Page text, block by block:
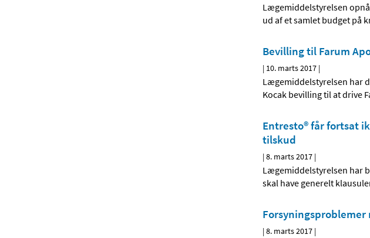
Lægemiddelstyrelsen
ud af et samlet budget på
Bevilling til Farum
| 10. marts 2017 |
Lægemiddelstyrelsen har
Kocak bevilling til at drive
Entresto® får fortsat
tilskud
|8. marts 2017 |
Lægemiddelstyrelsen har
skal have generelt
Forsyningsproblemer
|8. marts 2017 |